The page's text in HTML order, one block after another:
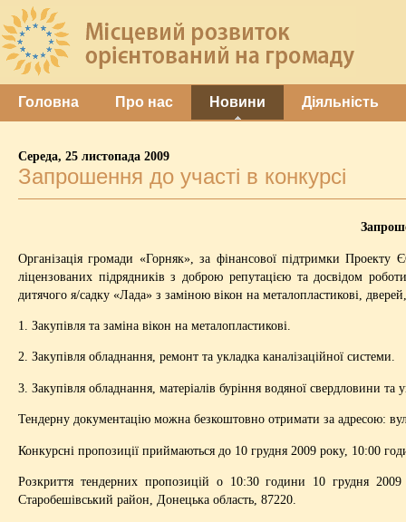
Головна Про нас Новини Діяльність
Середа, 25 листопада 2009
Запрошення до участі в конкурсі
Організація громади «Горняк», за фінансової підтримки
ліцензованих підрядників з доброю репутацією та досвідом
дитячого я/садку «Лада» з заміною вікон на металопластикові,
1. Закупівля та заміна вікон на металопластикові.
2. Закупівля обладнання, ремонт та укладка каналізаційної системи.
3. Закупівля обладнання, матеріалів буріння водяної свердловини та
Тендерну документацію можна безкоштовно отримати за адресою:
Конкурсні пропозиції приймаються до 10 грудня 2009 року, 10:00
Розкриття тендерних пропозицій о 10:30 години 10 грудня
Старобешівський район, Донецька область, 87220.